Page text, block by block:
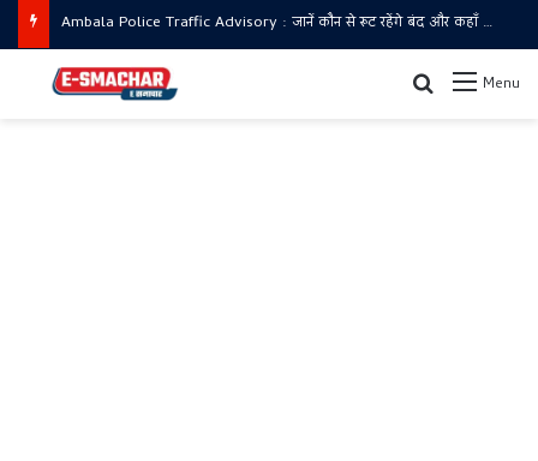
Sirsa big update: सिरसा में बड़ा प्रशासनिक दौरा
Menu
Search for